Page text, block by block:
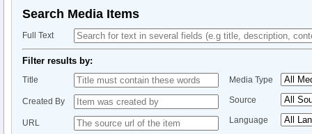
Search Media Items
Full Text
Filter results by:
Title
Created By
URL
Media Type
Source
Language